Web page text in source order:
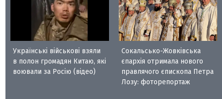
Українські військові взяли
в полон громадян Китаю, які
воювали за Росію (відео)
Сокальсько-Жовківська
єпархія отримала нового
правлячого єпископа Петра
Лозу: фоторепортаж